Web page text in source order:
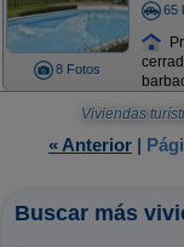
8 Fotos
65
Viviendas
« Anterior |
Buscar más